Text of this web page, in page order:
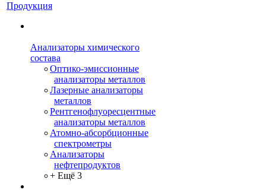
Продукция
Анализаторы химического
состава
Оптико-эмиссионные
анализаторы металлов
Лазерные анализаторы
металлов
Рентгенофлуоресцентные
анализаторы металлов
Атомно-абсорбционные
спектрометры
Анализаторы
нефтепродуктов
+ Ещё 3